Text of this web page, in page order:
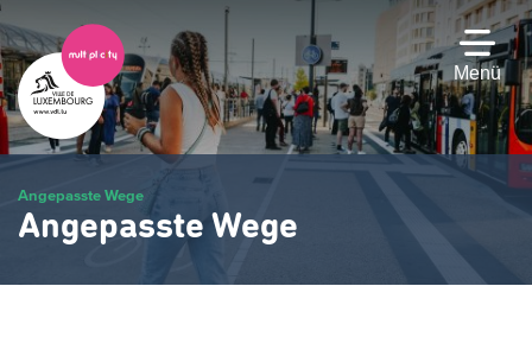
Zum
Hauptinhalt
gehen
Menü
Angepasste Wege
Angepasste Wege